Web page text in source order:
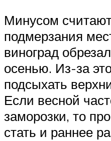
Минусом
подмерзания
виноград
осенью. Из-за
подсыхать
Если весной
заморозки, то
стать и раннее